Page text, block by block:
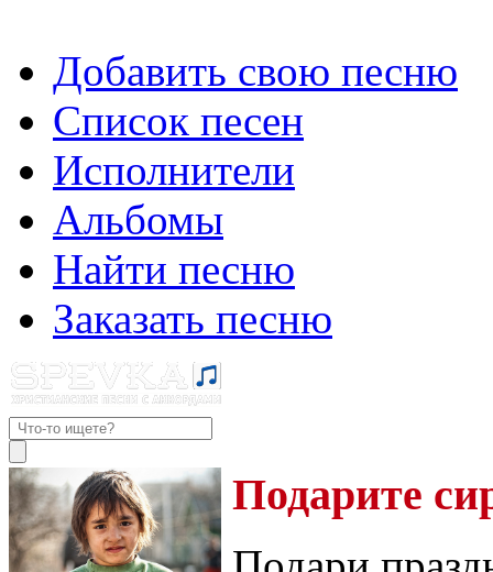
Добавить свою песню
Список песен
Исполнители
Альбомы
Найти песню
Заказать песню
Подарите